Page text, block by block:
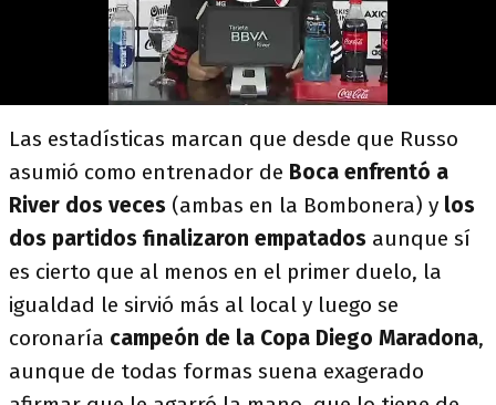
Las estadísticas marcan que desde que Russo
asumió como entrenador de Boca enfrentó a
River dos veces (ambas en la Bombonera) y los
dos partidos finalizaron empatados aunque sí
es cierto que al menos en el primer duelo, la
igualdad le sirvió más al local y luego se
coronaría campeón de la Copa Diego Maradona,
aunque de todas formas suena exagerado